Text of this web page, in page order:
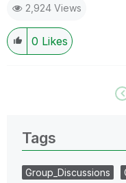
2,924 Views
0 Likes
Tags
Group_Discussions